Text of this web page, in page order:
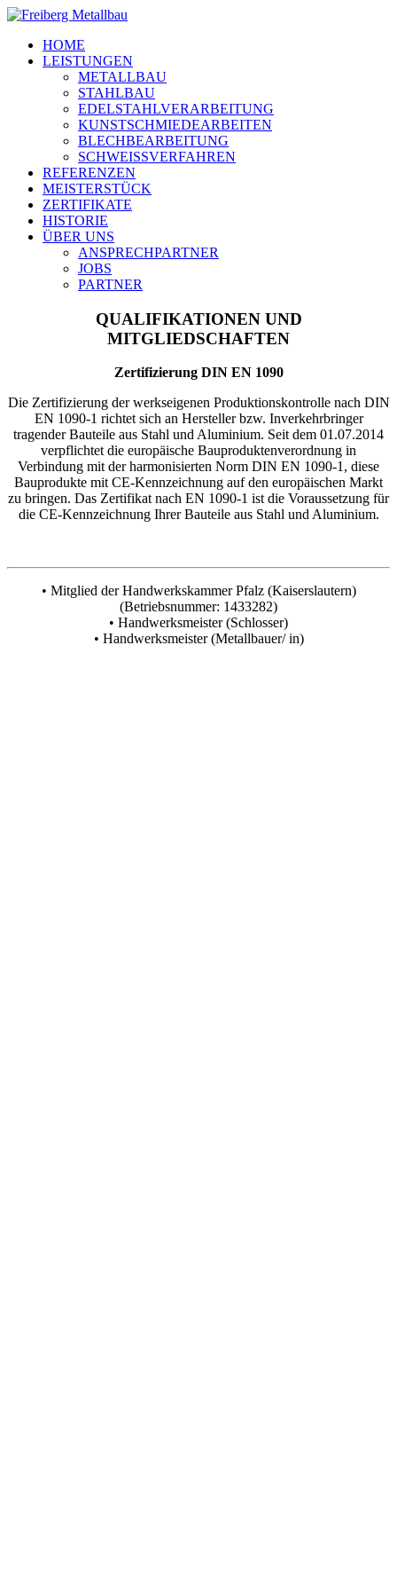
HOME
LEISTUNGEN
METALLBAU
STAHLBAU
EDELSTAHLVERARBEITUNG
KUNSTSCHMIEDEARBEITEN
BLECHBEARBEITUNG
SCHWEISSVERFAHREN
REFERENZEN
MEISTERSTÜCK
ZERTIFIKATE
HISTORIE
ÜBER UNS
ANSPRECHPARTNER
JOBS
PARTNER
QUALIFIKATIONEN UND
MITGLIEDSCHAFTEN
Zertifizierung DIN EN 1090
Die Zertifizierung der werkseigenen Produktionskontrolle nach DIN
EN 1090-1 richtet sich an Hersteller bzw. Inverkehrbringer
tragender Bauteile aus Stahl und Aluminium. Seit dem 01.07.2014
verpflichtet die europäische Bauproduktenverordnung in
Verbindung mit der harmonisierten Norm DIN EN 1090-1, diese
Bauprodukte mit CE-Kennzeichnung auf den europäischen Markt
zu bringen. Das Zertifikat nach EN 1090-1 ist die Voraussetzung für
die CE-Kennzeichnung Ihrer Bauteile aus Stahl und Aluminium.
• Mitglied der Handwerkskammer Pfalz (Kaiserslautern)
(Betriebsnummer: 1433282)
• Handwerksmeister (Schlosser)
• Handwerksmeister (Metallbauer/ in)